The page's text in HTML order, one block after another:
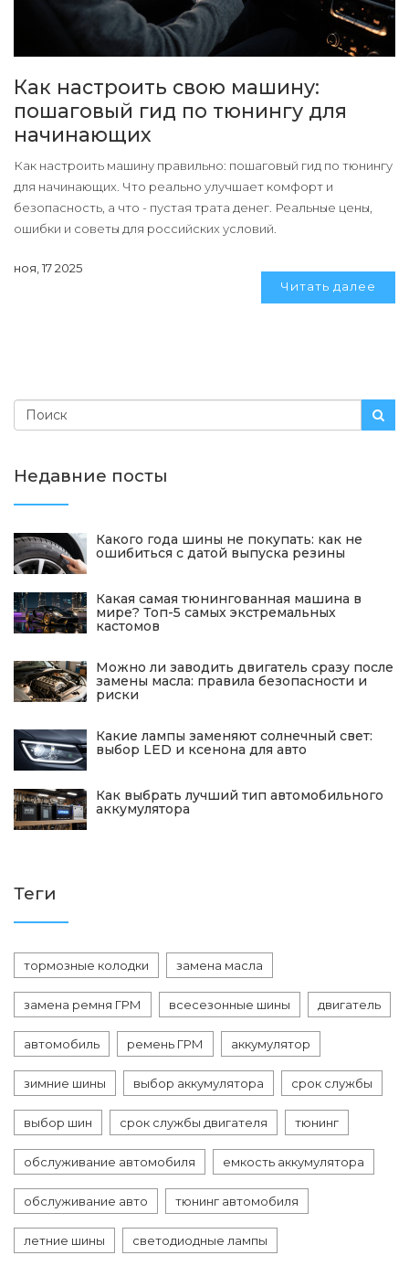
Как настроить свою машину:
пошаговый гид по тюнингу для
начинающих
Как настроить машину правильно: пошаговый гид по тюнингу
для начинающих. Что реально улучшает комфорт и
безопасность, а что - пустая трата денег. Реальные цены,
ошибки и советы для российских условий.
ноя, 17 2025
Читать далее
Недавние посты
Какого года шины не покупать: как не
ошибиться с датой выпуска резины
Какая самая тюнингованная машина в
мире? Топ-5 самых экстремальных
кастомов
Можно ли заводить двигатель сразу после
замены масла: правила безопасности и
риски
Какие лампы заменяют солнечный свет:
выбор LED и ксенона для авто
Как выбрать лучший тип автомобильного
аккумулятора
Теги
тормозные колодки замена масла
замена ремня ГРМ всесезонные шины двигатель
автомобиль ремень ГРМ аккумулятор
зимние шины выбор аккумулятора срок службы
выбор шин срок службы двигателя тюнинг
обслуживание автомобиля емкость аккумулятора
обслуживание авто тюнинг автомобиля
летние шины светодиодные лампы